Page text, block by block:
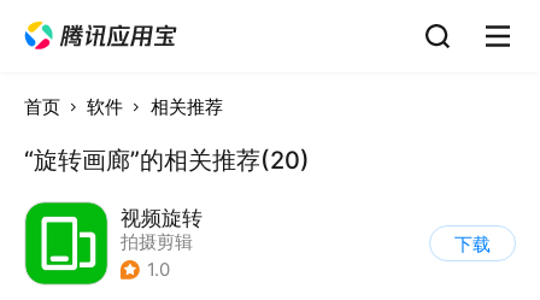
首页 软件 相关推荐
“旋转画廊”的相关推荐(20)
视频旋转
拍摄剪辑
1.0
下载